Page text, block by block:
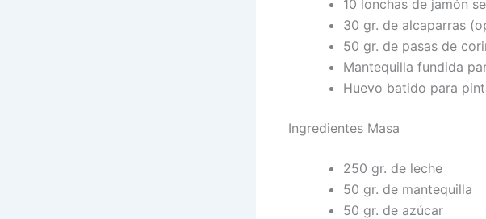
10 lonchas de jamón
30 gr. de alcaparras
50 gr. de pasas de
Mantequilla fundida
Huevo batido para
Ingredientes Masa
250 gr. de leche
50 gr. de mantequilla
50 gr. de azúcar